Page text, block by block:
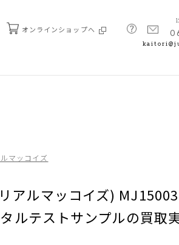
オンラインショップへ
マッコイズ
アルマッコイズ) MJ15003
ルテストサンプルの買取